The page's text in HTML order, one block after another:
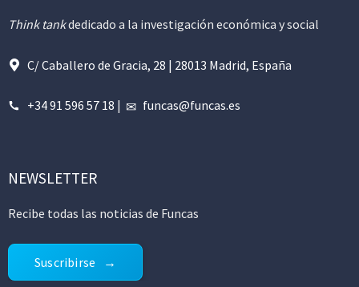
Think tankdedicado a la investigación económica y social
C/ Caballero de Gracia, 28 | 28013 Madrid, España
+34 91 596 57 18 | funcas@funcas.es
NEWSLETTER
Recibe todas las noticias de Funcas
Suscribirse